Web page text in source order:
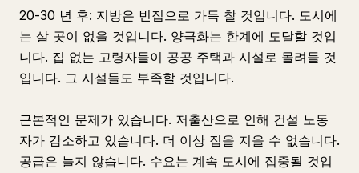
20-30 년 후: 지방은 빈집으로 가득 찰 것입니다. 도시에
는 살 곳이 없을 것입니다. 양극화는 한계에 도달할 것입
니다. 집 없는 고령자들이 공공 주택과 시설로 몰려들 것
입니다. 그 시설들도 부족할 것입니다.
근본적인 문제가 있습니다. 저출산으로 인해 건설 노동
자가 감소하고 있습니다. 더 이상 집을 지을 수 없습니다.
공급은 늘지 않습니다. 수요는 계속 도시에 집중될 것입